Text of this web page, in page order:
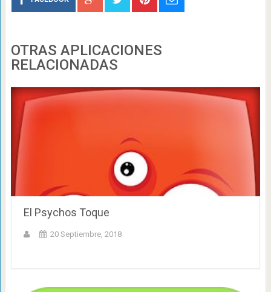
OTRAS APLICACIONES
RELACIONADAS
El Psychos Toque
20 Septiembre, 2018